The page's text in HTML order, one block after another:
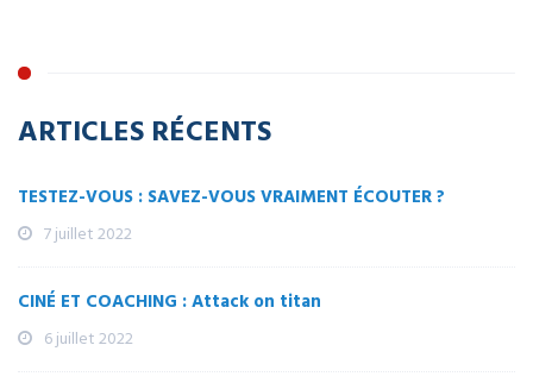
ARTICLES RÉCENTS
TESTEZ-VOUS : SAVEZ-VOUS VRAIMENT ÉCOUTER ?
7 juillet 2022
CINÉ ET COACHING : Attack on titan
6 juillet 2022